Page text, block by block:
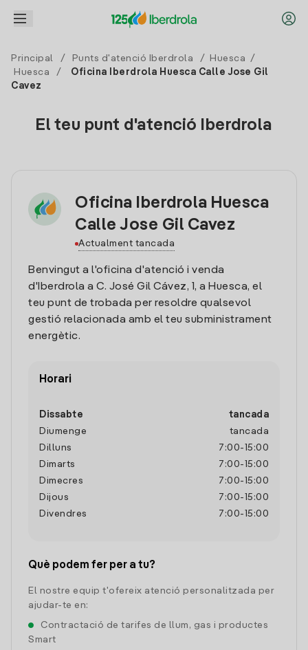
Principal / Punts d'atenció Iberdrola / Huesca
/
Huesca
/
Oficina Iberdrola Huesca Calle Jose Gil
Cavez
El teu punt d'atenció Iberdrola
Oficina Iberdrola Huesca
Calle Jose Gil Cavez
Actualment tancada
Benvingut a l'oficina d'atenció i venda
d'Iberdrola a C. José Gil Cávez, 1, a Huesca, el
teu punt de trobada per resoldre qualsevol
gestió relacionada amb el teu subministrament
energètic.
Horari
Dissabte
tancada
Diumenge
tancada
Dilluns
7:00- 15:00
Dimarts
7:00- 15:00
Dimecres
7:00- 15:00
Dijous
7:00- 15:00
Divendres
7:00- 15:00
Què podem fer per a tu?
El nostre equip t'ofereix atenció personalitzada per
ajudar-te en:
Contractació de tarifes de llum, gas i productes
Smart